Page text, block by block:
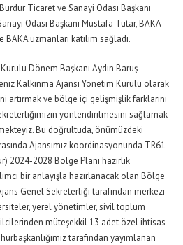
Ticaret ve Sanayi Odası Başkanı
Odası Başkanı Mustafa Tutar, BAKA
uzmanları katılım sağladı.
Dönem Başkanı Aydın Baruş
Kalkınma Ajansı Yönetim Kurulu olarak
artırmak ve bölge içi gelişmişlik farklarını
yönlendirilmesini sağlamak
Bu doğrultuda, önümüzdeki
Ajansımız koordinasyonunda TR61
2024-2028 Bölge Planı hazırlık
bir anlayışla hazırlanacak olan Bölge
Genel Sekreterliği tarafından merkezi
yerel yönetimler, sivil toplum
müteşekkil 13 adet özel ihtisas
tarafından yayımlanan